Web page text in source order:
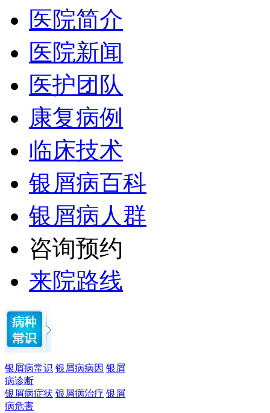
医院简介
医院新闻
医护团队
康复病例
临床技术
银屑病百科
银屑病人群
咨询预约
来院路线
银屑病常识 银屑病病因 银屑
病诊断
银屑病症状 银屑病治疗 银屑
病危害